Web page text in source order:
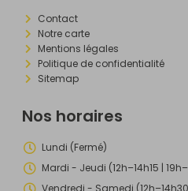
Contact
Notre carte
Mentions légales
Politique de confidentialité
Sitemap
Nos horaires
Lundi (Fermé)
Mardi - Jeudi (12h–14h15 |